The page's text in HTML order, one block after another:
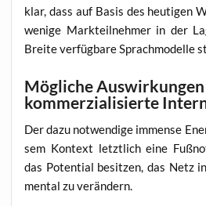
klar, dass auf Basis des heu­ti­gen
weni­ge Mark­teil­neh­mer in der
Brei­te ver­füg­ba­re Sprach­mo­del­le
Mögliche Auswirkungen
kommerzialisierte
Der dazu not­wen­di­ge immense
sem Kon­text letzt­lich eine
das Poten­ti­al besit­zen, das Netz
men­tal zu verändern.